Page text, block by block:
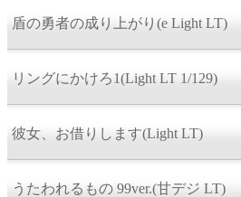
盾の勇者の成り上がり(e Light LT)
リングにかけろ1(Light LT 1/129)
彼女、お借りします(Light LT)
うたわれるもの 99ver.(甘デジ LT)